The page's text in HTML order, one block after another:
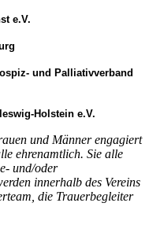
e.V.
und Palliativverband
Holstein e.V.
und Männer engagiert
ehrenamtlich. Sie alle
und/oder
innerhalb des Vereins
die Trauerbegleiter